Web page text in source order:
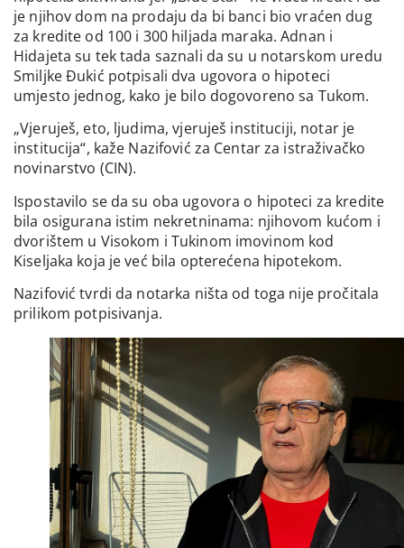
je njihov dom na prodaju da bi banci bio vraćen dug
za kredite od 100 i 300 hiljada maraka. Adnan i
Hidajeta su tek tada saznali da su u notarskom uredu
Smiljke Đukić potpisali dva ugovora o hipoteci
umjesto jednog, kako je bilo dogovoreno sa Tukom.
„Vjeruješ, eto, ljudima, vjeruješ instituciji, notar je
institucija“, kaže Nazifović za Centar za istraživačko
novinarstvo (CIN).
Ispostavilo se da su oba ugovora o hipoteci za kredite
bila osigurana istim nekretninama: njihovom kućom i
dvorištem u Visokom i Tukinom imovinom kod
Kiseljaka koja je već bila opterećena hipotekom.
Nazifović tvrdi da notarka ništa od toga nije pročitala
prilikom potpisivanja.